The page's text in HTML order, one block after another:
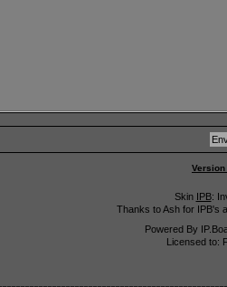
Skin IPB:
Thanks to Ash for IPB's
Powered By
Licensed to: